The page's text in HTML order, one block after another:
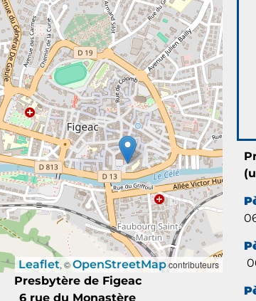
Leaflet, ©OpenStreetMapcontributeurs
Presbytère de Figeac
6 rue du Monastère